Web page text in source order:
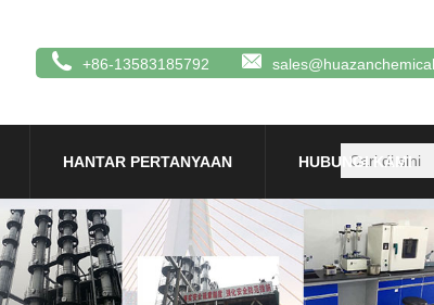
+86-13583185792
HANTAR PERTANYAAN HUBUNGI KAMI